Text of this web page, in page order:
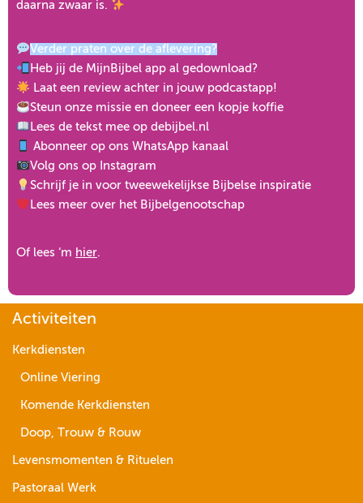
daarna zwaar is.
Verder praten over de aflevering?
Heb jij de MijnBijbel app al gedownload?
Laat een review achter in jouw podcastapp!
Steun onze missie en doneer een kopje koffie
Lees de tekst mee opdebijbel.nl
Abonneer op onsWhatsApp kanaal
Volg ons op Instagram
Schrijf je in voortweewekelijkse Bijbelse inspiratie
Lees meer over het Bijbelgenootschap
Of lees ‘m hier.
Activiteiten
Kerkdiensten
Online Viering
Komende Kerkdiensten
Doop, Trouw & Rouw
Levensmomenten & Rituelen
Pastoraal Werk